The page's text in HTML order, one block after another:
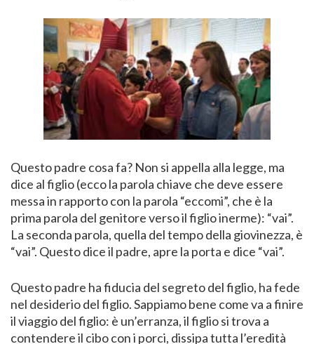
Questo padre cosa fa? Non si appella alla legge, ma
dice al figlio (ecco la parola chiave che deve essere
messa in rapporto con la parola “eccomi”, che è la
prima parola del genitore verso il figlio inerme): “vai”.
La seconda parola, quella del tempo della giovinezza, è
“vai”. Questo dice il padre, apre la porta e dice “vai”.
Questo padre ha fiducia del segreto del figlio, ha fede
nel desiderio del figlio. Sappiamo bene come va a finire
il viaggio del figlio: è un’erranza, il figlio si trova a
contendere il cibo con i porci, dissipa tutta l’eredità